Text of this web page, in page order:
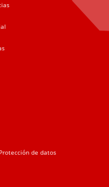
Protección de datos